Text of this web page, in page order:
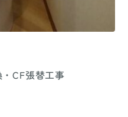
CF張替工事